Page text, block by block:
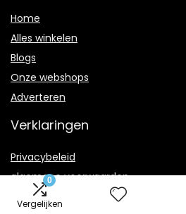
0
Vergelijken
Home
Alles winkelen
Blogs
Onze webshops
Adverteren
Verklaringen
Privacybeleid
algemene voorwaarden
Gelieerde openbaarmaking